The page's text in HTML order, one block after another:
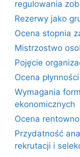
regulowania
Rezerwy jako
Ocena stopnia
Mistrzostwo
Pojęcie
Ocena
Wymagania
ekonomicznych
Ocena
Przydatność
rekrutacji i